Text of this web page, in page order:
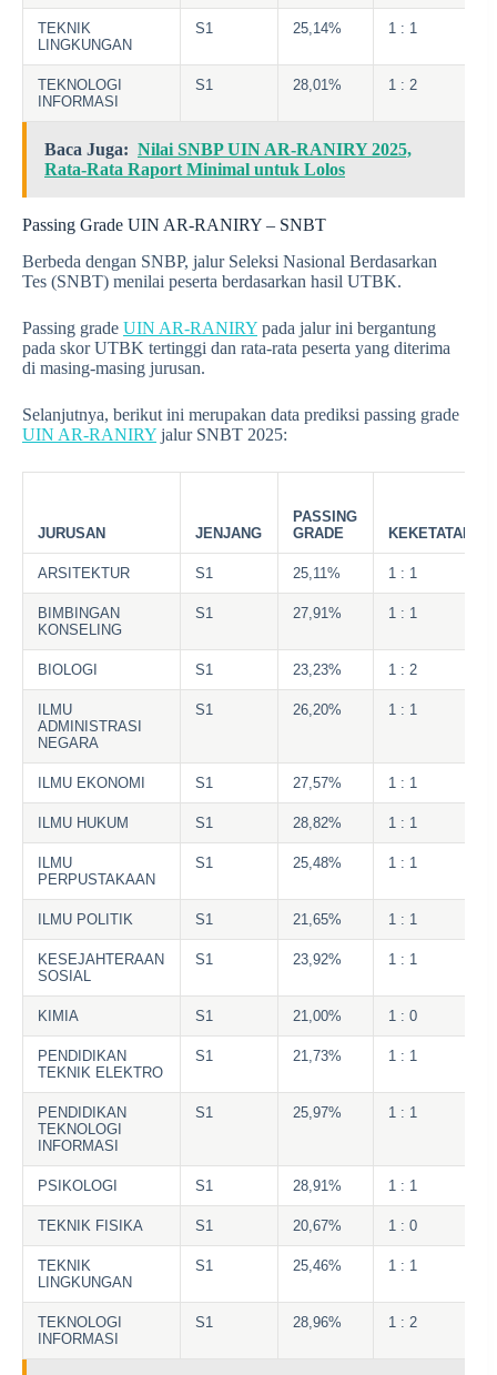
TEKNIK
LINGKUNGAN
S1 25,14% 1 : 1
TEKNOLOGI
INFORMASI
S1 28,01% 1 : 2
Baca Juga: Nilai SNBP UIN AR-RANIRY 2025,
Rata-Rata Raport Minimal untuk Lolos
Passing Grade UIN AR-RANIRY – SNBT
Berbeda dengan SNBP, jalur Seleksi Nasional Berdasarkan
Tes (SNBT) menilai peserta berdasarkan hasil UTBK.
Passing grade UIN AR-RANIRY pada jalur ini bergantung
pada skor UTBK tertinggi dan rata-rata peserta yang diterima
di masing-masing jurusan.
Selanjutnya, berikut ini merupakan data prediksi passing grade
UIN AR-RANIRY jalur SNBT 2025:
JURUSAN JENJANG
PASSING
GRADE
KEKETATAN
ARSITEKTUR S1 25,11% 1 : 1
BIMBINGAN
KONSELING
S1 27,91% 1 : 1
BIOLOGI S1 23,23% 1 : 2
ILMU
ADMINISTRASI
NEGARA
S1 26,20% 1 : 1
ILMU EKONOMI S1 27,57% 1 : 1
ILMU HUKUM S1 28,82% 1 : 1
ILMU
PERPUSTAKAAN
S1 25,48% 1 : 1
ILMU POLITIK S1 21,65% 1 : 1
KESEJAHTERAAN
SOSIAL
S1 23,92% 1 : 1
KIMIA S1 21,00% 1 : 0
PENDIDIKAN
TEKNIK ELEKTRO
S1 21,73% 1 : 1
PENDIDIKAN
TEKNOLOGI
INFORMASI
S1 25,97% 1 : 1
PSIKOLOGI S1 28,91% 1 : 1
TEKNIK FISIKA S1 20,67% 1 : 0
TEKNIK
LINGKUNGAN
S1 25,46% 1 : 1
TEKNOLOGI
INFORMASI
S1 28,96% 1 : 2